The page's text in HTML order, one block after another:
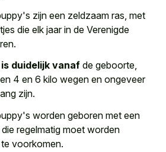
zijn een zeldzaam ras, met
die elk jaar in de Verenigde
duidelijk vanaf de geboorte,
4 en 6 kilo wegen en ongeveer
zijn.
worden geboren met een
regelmatig moet worden
voorkomen.